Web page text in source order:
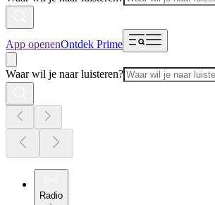
App openenOntdek Prime
Waar wil je naar luisteren?
Radio